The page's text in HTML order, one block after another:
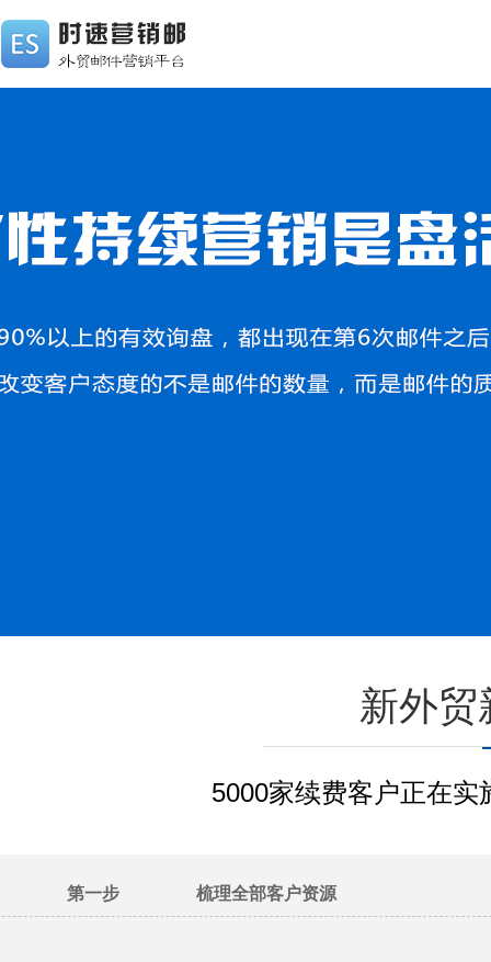
新外贸
5000家续费客户正在
第一步 梳理全部客户资源